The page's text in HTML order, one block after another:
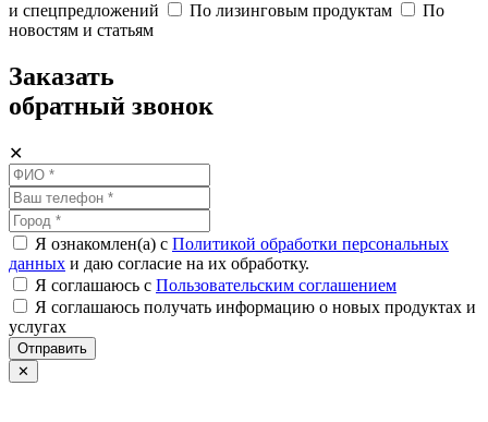
и спецпредложений
По лизинговым продуктам
По
новостям и статьям
Заказать
обратный звонок
✕
Я ознакомлен(а) с Политикой обработки персональных
данных и даю согласие на их обработку.
Я соглашаюсь c Пользовательским соглашением
Я соглашаюсь получать информацию о новых продуктах и
услугах
Отправить
✕